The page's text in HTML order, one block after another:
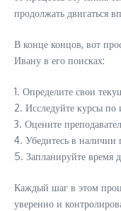
продолжать двигаться
В конце концов, вот
Ивану в его поисках:
1. Определите свои
2. Исследуйте курсы по
3. Оцените
4. Убедитесь в наличии
5. Запланируйте время
Каждый шаг в этом
уверенно и